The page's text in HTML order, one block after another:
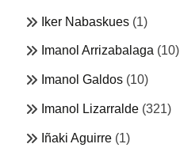
Iker Nabaskues (1)
Imanol Arrizabalaga (10)
Imanol Galdos (10)
Imanol Lizarralde (321)
Iñaki Aguirre (1)